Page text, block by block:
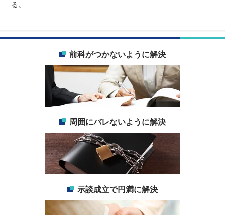
前科がつかないように解決
周囲にバレないように解決
示談成立で円満に解決
る。